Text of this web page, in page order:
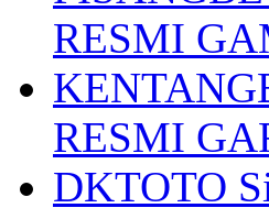
RESMI
RESMI
DKTOTO